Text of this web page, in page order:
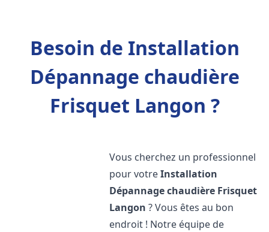
Besoin de Installation
Dépannage chaudière
Frisquet Langon ?
Vous cherchez un professionnel
pour votreInstallation
Dépannage chaudière Frisquet
Langon ? Vous êtes au bon
endroit ! Notre équipe de